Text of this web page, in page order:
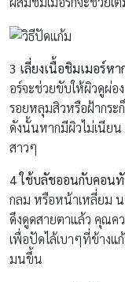
3 เลี่ยงเนื้อชิมเมอร์ห
อร์จะช่วยขับให้ผิวดูผ่
รอยหลุมสิวหรือฝ้ากระ
ดังนั้นหากมีผิวไม่เนีย
สาวๆ
4ใช้บลัชออนกับคอน
กลม หรือหน้าเหลี่ยม
ดึงดูดสายตาแล้ว คุณค
เพื่อปัดไล้เบาๆที่ข้างแ
มนขึ้น